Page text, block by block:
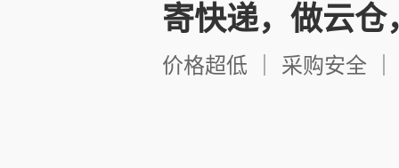
寄快递，做云仓
价格超低 ｜ 采购安全